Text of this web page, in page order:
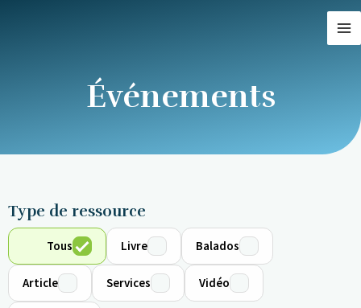
Événements
Type de ressource
Tous Livre Balados
Article Services Vidéo